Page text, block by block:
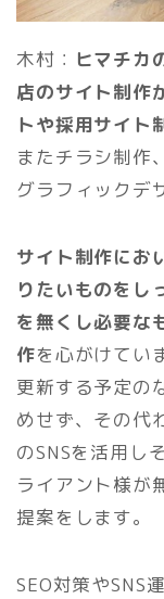
木村： ヒマチカ
店のサイト制作
トや採用サイト
またチラシ制作
グラフィックデ
サイト制作にお
りたいものをし
を無くし必要な
作を心がけてい
更新する予定の
めせず、その代
のSNSを活用し
ライアント様が
提案をします。
SEO対策やSNS